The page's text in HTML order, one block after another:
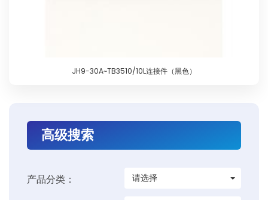
高级搜索
产品分类： 请选择
JH9-30A~TB3510/10L连接件（黑色）